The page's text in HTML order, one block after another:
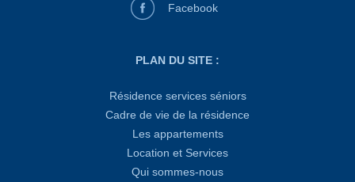
Facebook
PLAN DU SITE :
Résidence services séniors
Cadre de vie de la résidence
Les appartements
Location et Services
Qui sommes-nous